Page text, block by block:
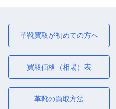
革靴買取が初めての方へ
買取価格（相場）表
革靴の買取方法